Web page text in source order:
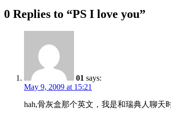
0 Replies to “PS I love you”
01 says:
May 9, 2009 at 15:21
hah,骨灰盒那个英文，我是和瑞典人聊天